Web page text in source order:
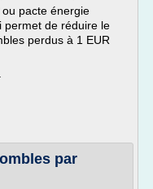
pacte énergie
permet de réduire le
perdus à 1 EUR
par